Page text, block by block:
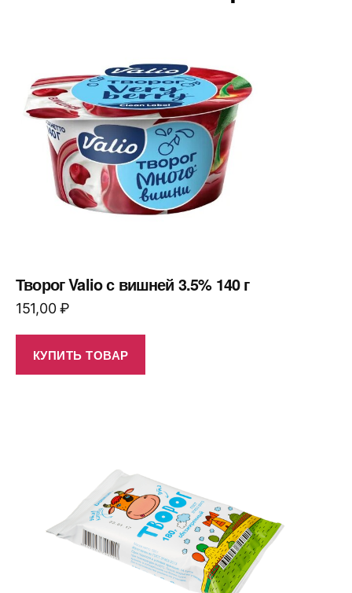
Творог Valio с вишней 3.5% 140 г
151,00₽
КУПИТЬ ТОВАР